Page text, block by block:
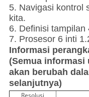
5. Navigasi kontrol
kita.
6. Definisi tampilan
7. Prosesor 6 inti
Informasi
(Semua
akan berubah
selanjutnya)